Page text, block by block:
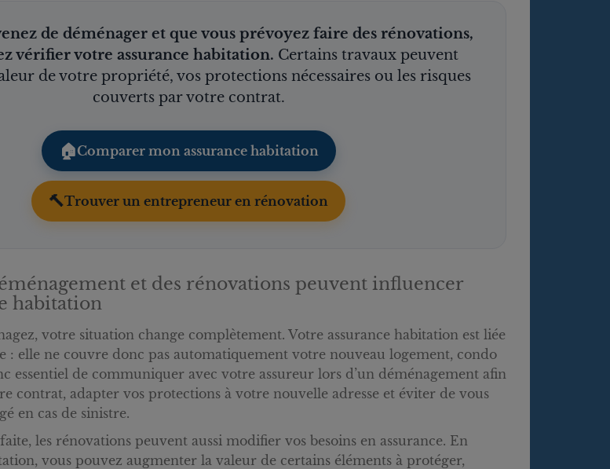
de déménager et que vous prévoyez faire des rénovations,
vérifier votre assurance habitation. Certains travaux peuvent
de votre propriété, vos protections nécessaires ou les risques
couverts par votre contrat.
🏠Comparer mon assurance habitation
🔨Trouver un entrepreneur en rénovation
et des rénovations peuvent influencer
habitation
votre situation change complètement. Votre assurance habitation est liée
: elle ne couvre donc pas automatiquement votre nouveau logement, condo
essentiel de communiquer avec votre assureur lors d’un déménagement afin
contrat, adapter vos protections à votre nouvelle adresse et éviter de vous
en cas de sinistre.
les rénovations peuvent aussi modifier vos besoins en assurance. En
vous pouvez augmenter la valeur de certains éléments à protéger,